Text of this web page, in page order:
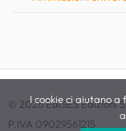
© 2026 EdiSES Edizioni
P.IVA 09029561215
I cookie ci aiutano a